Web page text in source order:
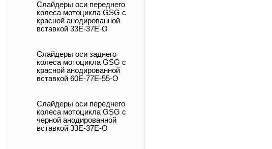
Слайдеры оси переднего
колеса мотоцикла GSG с
красной анодированной
вставкой 33E-37E-O
Слайдеры оси заднего
колеса мотоцикла GSG с
красной анодированной
вставкой 60E-77E-55-O
Слайдеры оси переднего
колеса мотоцикла GSG с
черной анодированной
вставкой 33E-37E-O